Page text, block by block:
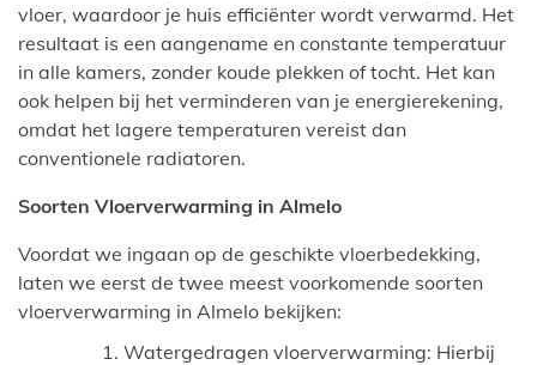
vloer, waardoor je huis efficiënter wordt verwarmd. Het
resultaat is een aangename en constante temperatuur
in alle kamers, zonder koude plekken of tocht. Het kan
ook helpen bij het verminderen van je energierekening,
omdat het lagere temperaturen vereist dan
conventionele radiatoren.
Soorten Vloerverwarming in Almelo
Voordat we ingaan op de geschikte vloerbedekking,
laten we eerst de twee meest voorkomende soorten
vloerverwarming in Almelo bekijken:
Watergedragen vloerverwarming: Hierbij